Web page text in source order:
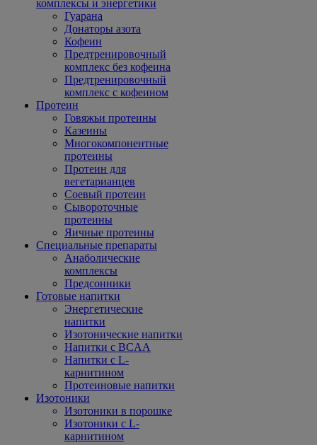
комплексы и энергетики
Гуарана
Донаторы азота
Кофеин
Предтренировочный
комплекс без кофеина
Предтренировочный
комплекс с кофеином
Протеин
Говяжьи протеины
Казеины
Многокомпонентные
протеины
Протеин для
вегетарианцев
Соевый протеин
Сывороточные
протеины
Яичные протеины
Специальные препараты
Анаболические
комплексы
Предсонники
Готовые напитки
Энергетические
напитки
Изотонические напитки
Напитки с BCAA
Напитки с L-
карнитином
Протеиновые напитки
Изотоники
Изотоники в порошке
Изотоники с L-
карнитином